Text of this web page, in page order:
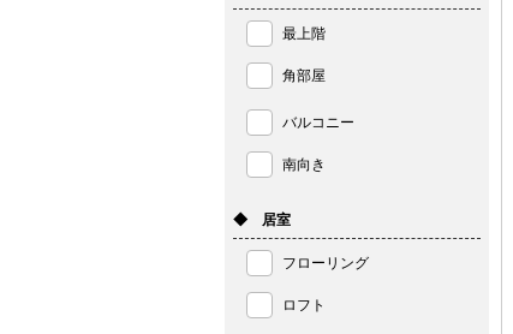
最上階
角部屋
バルコニー
南向き
◆ 居室
フローリング
ロフト